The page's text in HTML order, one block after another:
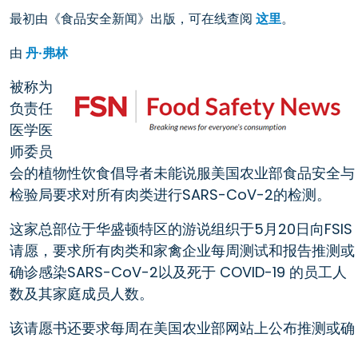
最初由《食品安全新闻》出版，可在线查阅 这里。
由 丹·弗林
被称为
负责任
医学医
师委员
会的植物性饮食倡导者未能说服美国农业部食品安全与
检验局要求对所有肉类进行SARS-CoV-2的检测。
这家总部位于华盛顿特区的游说组织于5月20日向FSIS
请愿，要求所有肉类和家禽企业每周测试和报告推测或
确诊感染SARS-CoV-2以及死于 COVID-19 的员工人
数及其家庭成员人数。
该请愿书还要求每周在美国农业部网站上公布推测或确